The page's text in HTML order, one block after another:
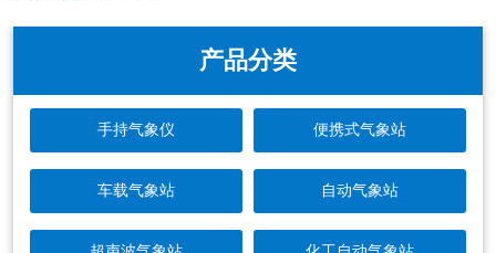
产品分类
手持气象仪 便携式气象站
车载气象站 自动气象站